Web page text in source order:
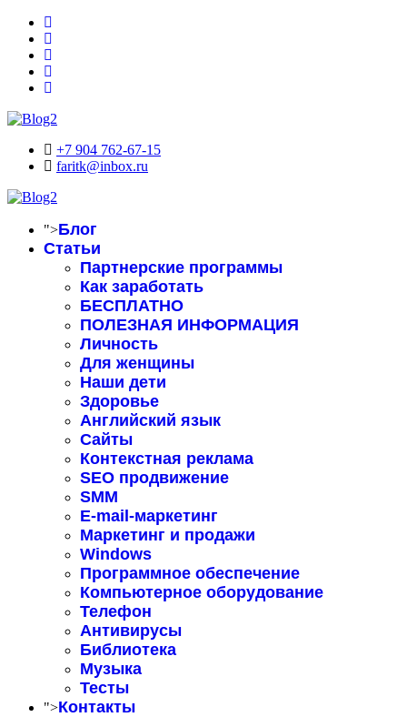
+7 904 762-67-15
faritk@inbox.ru
">Блог
Статьи
Партнерские программы
Как заработать
БЕСПЛАТНО
ПОЛЕЗНАЯ ИНФОРМАЦИЯ
Личность
Для женщины
Наши дети
Здоровье
Английский язык
Сайты
Контекстная реклама
SEO продвижение
SMM
E-mail-маркетинг
Маркетинг и продажи
Windows
Программное обеспечение
Компьютерное оборудование
Телефон
Антивирусы
Библиотека
Музыка
Тесты
">Контакты